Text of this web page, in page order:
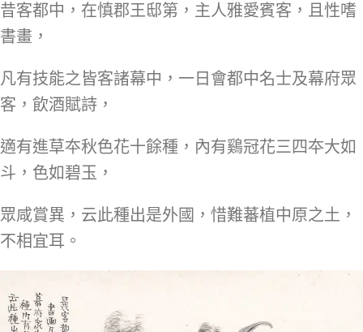
昔客都中，在慎郡王邸第，主人雅愛賓客，且性嗜
書畫，
凡有技能之皆客諸幕中，一日會都中名士及幕府眾
客，飲酒賦詩，
適有進草夲秋色花十餘種，內有鷄冠花三四夲大如
斗，色如碧玉，
眾咸賞異，云此種出是外國，惜難蕃植中原之土，
不相宜耳。